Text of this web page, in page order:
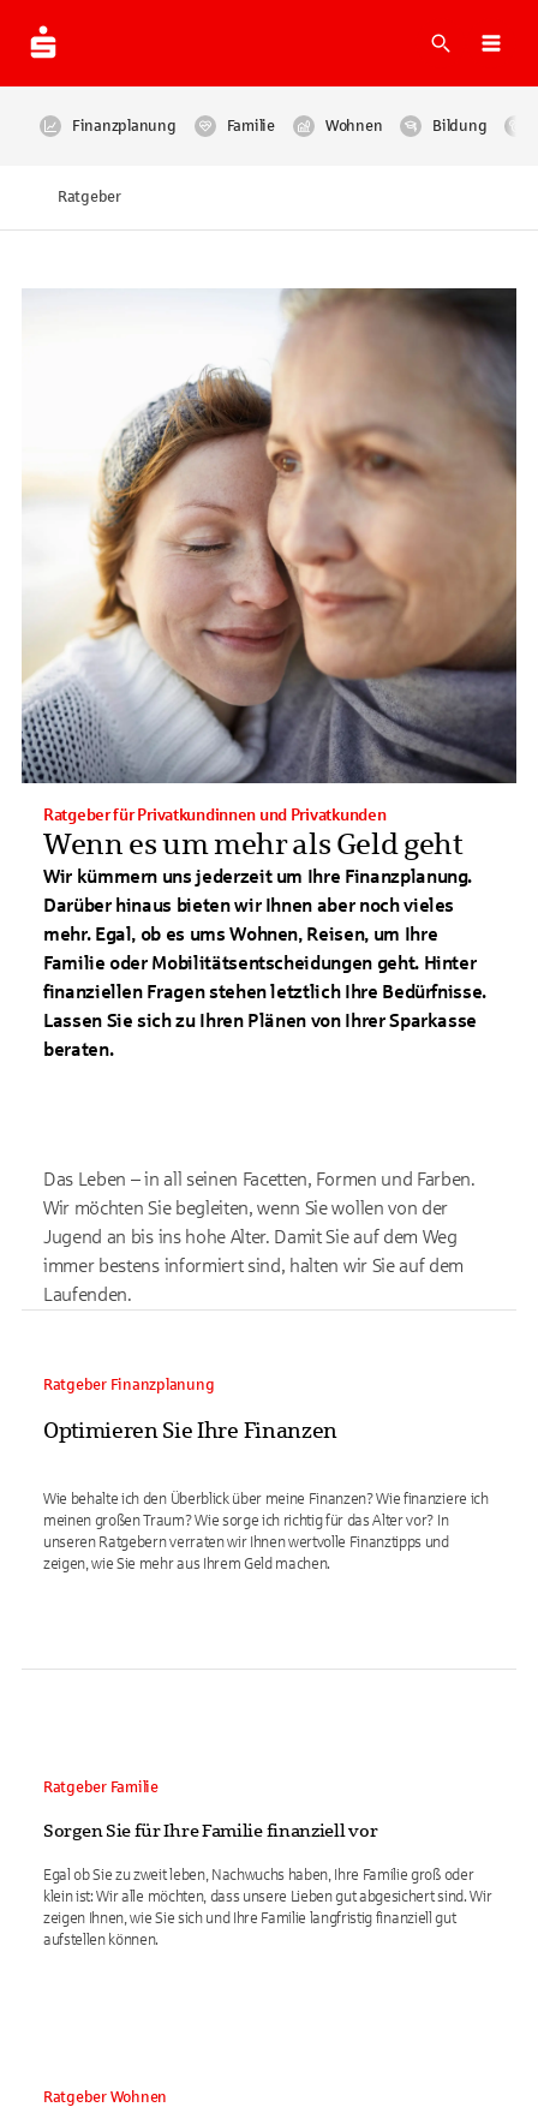
Suche
Finanzplanung Familie Wohnen Bildung
Ratgeber
Wenn es um mehr als Geld geht
Ratgeber für Privatkundinnen und Privatkunden
Wir kümmern uns jederzeit um Ihre Finanzplanung.
Darüber hinaus bieten wir Ihnen aber noch vieles
mehr. Egal, ob es ums Wohnen, Reisen, um Ihre
Familie oder Mobilitätsentscheidungen geht. Hinter
finanziellen Fragen stehen letztlich Ihre Bedürfnisse.
Lassen Sie sich zu Ihren Plänen von Ihrer Sparkasse
beraten.
Das Leben – in all seinen Facetten, Formen und Farben.
Wir möchten Sie begleiten, wenn Sie wollen von der
Jugend an bis ins hohe Alter. Damit Sie auf dem Weg
immer bestens informiert sind, halten wir Sie auf dem
Laufenden.
Ratgeber Finanzplanung
Optimieren Sie Ihre Finanzen
Wie behalte ich den Überblick über meine Finanzen? Wie finanziere ich
meinen großen Traum? Wie sorge ich richtig für das Alter vor? In
unseren Ratgebern verraten wir Ihnen wertvolle Finanztipps und
zeigen, wie Sie mehr aus Ihrem Geld machen.
Ratgeber Familie
Sorgen Sie für Ihre Familie finanziell vor
Egal ob Sie zu zweit leben, Nachwuchs haben, Ihre Familie groß oder
klein ist: Wir alle möchten, dass unsere Lieben gut abgesichert sind. Wir
zeigen Ihnen, wie Sie sich und Ihre Familie langfristig finanziell gut
aufstellen können.
Ratgeber Wohnen